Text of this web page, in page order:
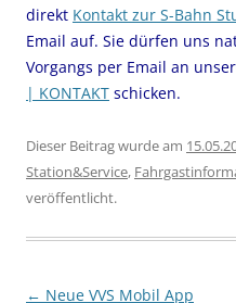
direkt Kontakt zur S-Bahn
Email auf. Sie dürfen uns
Vorgangs per Email an
| KONTAKT schicken.
Dieser Beitrag wurde am
Station&Service,
veröffentlicht.
Beitragsnavigation
← Neue VVS Mobil App